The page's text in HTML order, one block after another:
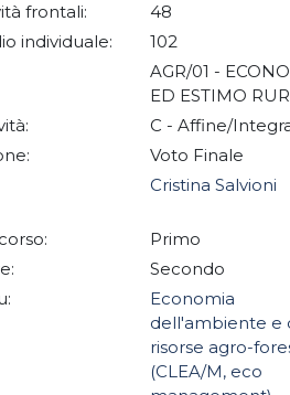
frontali:
48
individuale:
102
AGR/01 -
ED ESTIMO
C - Affine/
Voto Finale
Cristina Salvioni
Primo
Secondo
Economia
dell'ambiente e
risorse agro-
(CLEA/M, eco